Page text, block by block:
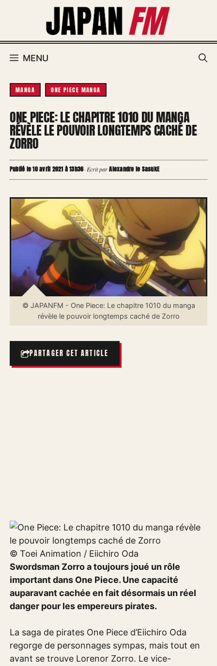
MENU
MANGA ONE PIECE MANGA
ONE PIECE: LE CHAPITRE 1010 DU MANGA
RÉVÈLE LE POUVOIR LONGTEMPS CACHÉ DE
ZORRO
Publié le 10 avril 2021 à 13h36·Écrit parAlexandre le SasukE
© JAPANFM - One Piece: Le chapitre 1010 du manga
révèle le pouvoir longtemps caché de Zorro
PARTAGER CET ARTICLE
© Toei Animation / Eiichiro Oda
Swordsman Zorro a toujours joué un rôle
important dans One Piece. Une capacité
auparavant cachée en fait désormais un réel
danger pour les empereurs pirates.
La saga de pirates One Piece d’Eiichiro Oda
regorge de personnages sympas, mais tout en
avant se trouve Lorenor Zorro. Le vice-